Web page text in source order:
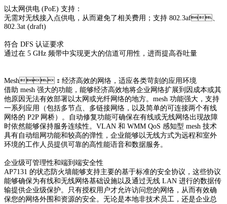
以太网供电 (PoE) 支持：
无需对无线接入点供电，从而避免了相关费用；支持 802.3af、
802.3at (draft)
符合 DFS 认证要求
通过在 5 GHz 频带中实现更大的信道可用性，进而提高吞吐量
Mesh：经济高效的网络，适应各类苛刻的应用环境
借助 mesh 强大的功能，能够经济高效地将企业网络扩展到因成本或其
他原因无法有效部署以太网或光纤网络的地方。mesh 功能强大，支持
一系列应用（包括多节点、多链接网络，以及简单的可连接两个有线
网络的 P2P 网桥）。自动修复功能可确保在有线或无线网络出现故障
时依然能够保持服务连续性。VLAN 和 WMM QoS 感知型 mesh 技术
具有自动组网功能和较高的弹性，企业能够以无线方式为远程和室外
环境的工作人员提供可靠的高性能语音和数据服务。
企业级可管理性和端到端安全性
AP7131 的状态防火墙能够支持主要的基于标准的安全协议，这些协议
能够确保为有线和无线网络基础设施以及通过无线 LAN 进行的数据传
输提供企业级保护。只有授权用户才允许访问您的网络，从而有效确
保您的网络外围和资源的安全。无论是本地非技术员工，还是企业总